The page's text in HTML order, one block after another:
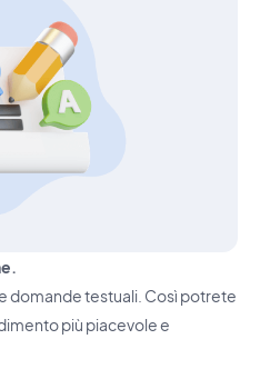
domande testuali. Così potrete
più piacevole e